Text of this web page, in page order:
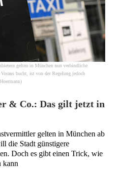
gelten in München nun verbindliche
bucht, ist von der Regelung jedoch
& Co.: Das gilt jetzt in
gelten in München ab
die Stadt günstigere
Doch es gibt einen Trick, wie
kann